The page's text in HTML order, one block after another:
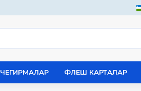
ЧЕГИРМАЛАР ФЛЕШ КАРТАЛАР